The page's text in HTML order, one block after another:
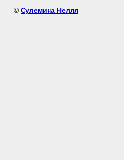
© Сулемина Нелля